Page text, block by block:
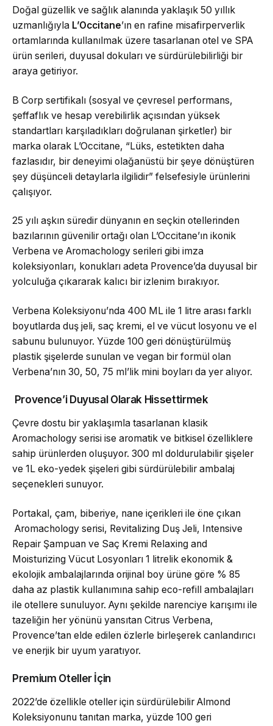
Doğal güzellik ve sağlık alanında yaklaşık 50 yıllık
uzmanlığıyla L’Occitane’ın en rafine misafirperverlik
ortamlarında kullanılmak üzere tasarlanan otel ve SPA
ürün serileri, duyusal dokuları ve sürdürülebilirliği bir
araya getiriyor.
B Corp sertifikalı (sosyal ve çevresel performans,
şeffaflık ve hesap verebilirlik açısından yüksek
standartları karşıladıkları doğrulanan şirketler) bir
marka olarak L’Occitane, “Lüks, estetikten daha
fazlasıdır, bir deneyimi olağanüstü bir şeye dönüştüren
şey düşünceli detaylarla ilgilidir” felsefesiyle ürünlerini
çalışıyor.
25 yılı aşkın süredir dünyanın en seçkin otellerinden
bazılarının güvenilir ortağı olan L’Occitane’ın ikonik
Verbena ve Aromachology serileri gibi imza
koleksiyonları, konukları adeta Provence’da duyusal bir
yolculuğa çıkararak kalıcı bir izlenim bırakıyor.
Verbena Koleksiyonu’nda 400 ML ile 1 litre arası farklı
boyutlarda duş jeli, saç kremi, el ve vücut losyonu ve el
sabunu bulunuyor. Yüzde 100 geri dönüştürülmüş
plastik şişelerde sunulan ve vegan bir formül olan
Verbena’nın 30, 50, 75 ml’lik mini boyları da yer alıyor.
Provence’i Duyusal Olarak Hissettirmek
Çevre dostu bir yaklaşımla tasarlanan klasik
Aromachology serisi ise aromatik ve bitkisel özelliklere
sahip ürünlerden oluşuyor. 300 ml doldurulabilir şişeler
ve 1L eko-yedek şişeleri gibi sürdürülebilir ambalaj
seçenekleri sunuyor.
Portakal, çam, biberiye, nane içerikleri ile öne çıkan
Aromachology serisi, Revitalizing Duş Jeli, Intensive
Repair Şampuan ve Saç Kremi Relaxing and
Moisturizing Vücut Losyonları 1 litrelik ekonomik &
ekolojik ambalajlarında orijinal boy ürüne göre % 85
daha az plastik kullanımına sahip eco-refill ambalajları
ile otellere sunuluyor. Aynı şekilde narenciye karışımı ile
tazeliğin her yönünü yansıtan Citrus Verbena,
Provence’tan elde edilen özlerle birleşerek canlandırıcı
ve enerjik bir uyum yaratıyor.
Premium Oteller İçin
2022’de özellikle oteller için sürdürülebilir Almond
Koleksiyonunu tanıtan marka, yüzde 100 geri